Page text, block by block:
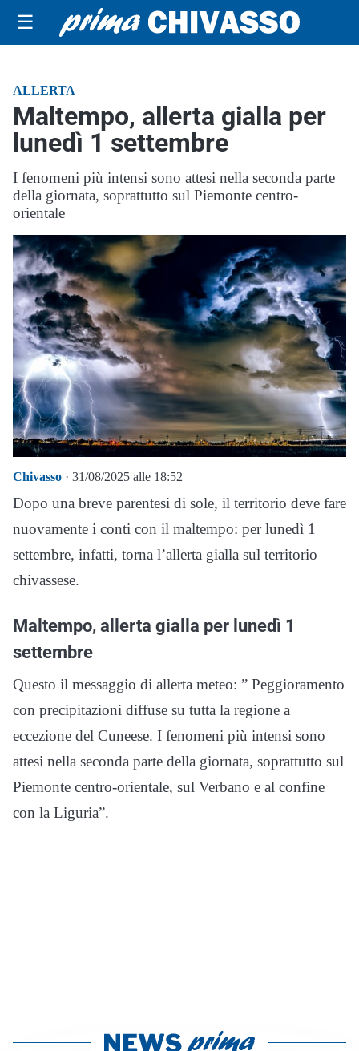
☰
ALLERTA
Maltempo, allerta gialla per
lunedì 1 settembre
I fenomeni più intensi sono attesi nella seconda parte
della giornata, soprattutto sul Piemonte centro-
orientale
Chivasso · 31/08/2025 alle 18:52
Dopo una breve parentesi di sole, il territorio deve fare
nuovamente i conti con il maltempo: per lunedì 1
settembre, infatti, torna l’allerta gialla sul territorio
chivassese.
Maltempo, allerta gialla per lunedì 1
settembre
Questo il messaggio di allerta meteo: ” Peggioramento
con precipitazioni diffuse su tutta la regione a
eccezione del Cuneese. I fenomeni più intensi sono
attesi nella seconda parte della giornata, soprattutto sul
Piemonte centro-orientale, sul Verbano e al confine
con la Liguria”.